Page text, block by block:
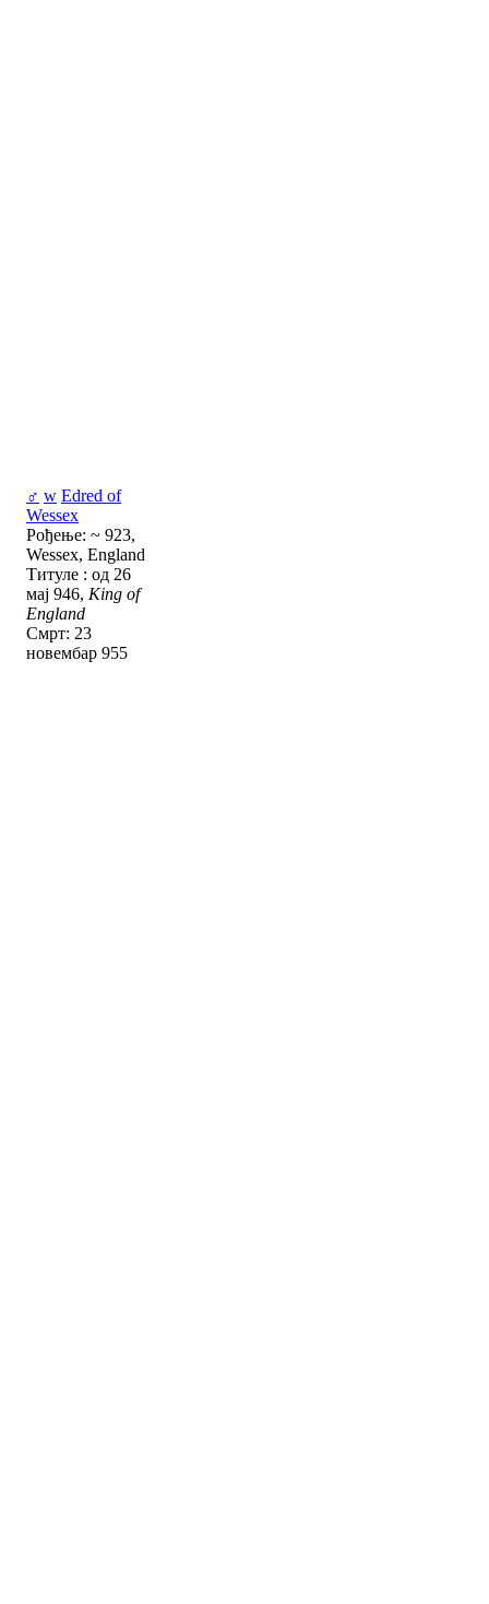
♂ w Edred of
Wessex
Рођење: ~ 923,
Wessex, England
Титуле : од 26
мај 946, King of
England
Смрт: 23
новембар 955